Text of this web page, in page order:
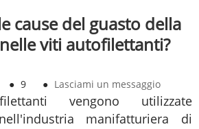
cause del guasto della
viti autofilettanti?
● 9 ● Lasciami un messaggio
vengono utilizzate
manifatturiera di